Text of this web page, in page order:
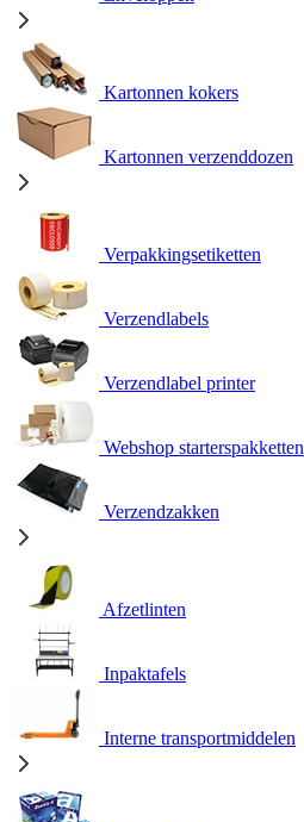
Kartonnen kokers
Kartonnen verzenddozen
Verpakkingsetiketten
Verzendlabels
Verzendlabel printer
Webshop starterspakketten
Verzendzakken
Afzetlinten
Inpaktafels
Interne transportmiddelen